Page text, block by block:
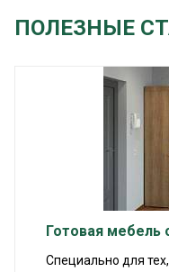
ПОЛЕЗНЫЕ
Готовая мебель
Специально для